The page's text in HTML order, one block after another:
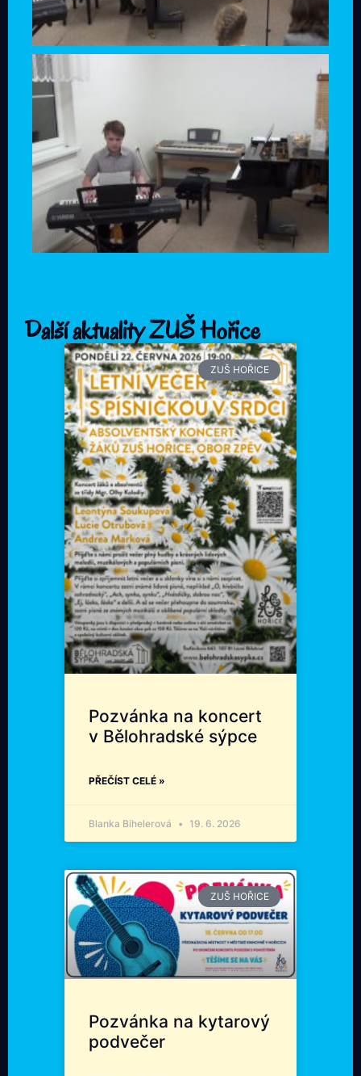
Další aktuality ZUŠ Hořice
ZUŠ HOŘICE
Pozvánka na koncert
v Bělohradské sýpce
PŘEČÍST CELÉ »
Blanka Bihelerová 19. 6. 2026
ZUŠ HOŘICE
Pozvánka na kytarový
podvečer